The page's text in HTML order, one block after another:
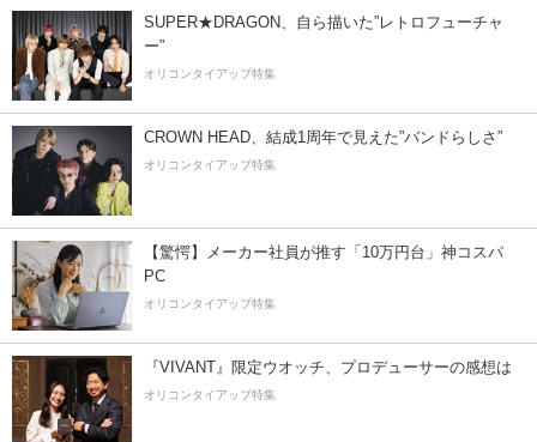
SUPER★DRAGON、自ら描いた”レトロフューチャ
ー”
オリコンタイアップ特集
CROWN HEAD、結成1周年で見えた”バンドらしさ”
オリコンタイアップ特集
【驚愕】メーカー社員が推す「10万円台」神コスパ
PC
オリコンタイアップ特集
『VIVANT』限定ウオッチ、プロデューサーの感想は
オリコンタイアップ特集